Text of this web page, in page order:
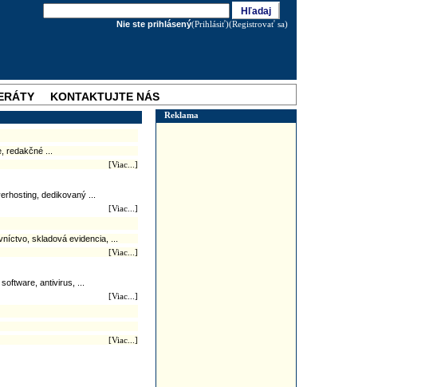
Nie ste prihlásený(Prihlásiť)(Registrovať sa)
KONTAKTUJTE NÁS
redakčné ...
[Viac...]
dedikovaný ...
[Viac...]
skladová evidencia, ...
[Viac...]
antivirus, ...
[Viac...]
[Viac...]
Reklama